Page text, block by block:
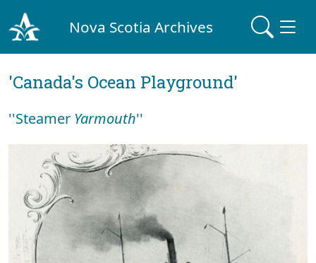
Nova Scotia Archives
'Canada's Ocean Playground'
''Steamer Yarmouth''